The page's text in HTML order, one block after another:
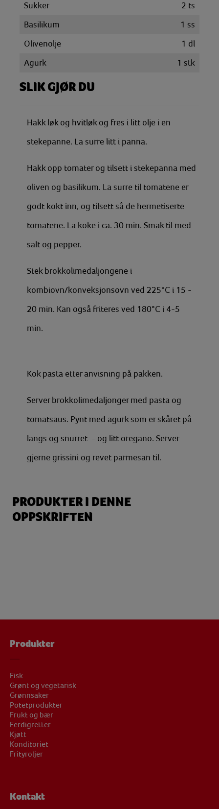
Sukker
2 ts
Basilikum
1 ss
Olivenolje
1 dl
Agurk
1 stk
SLIK GJØR DU
Hakk løk og hvitløk og fres i litt olje i en
stekepanne. La surre litt i panna.
Hakk opp tomater og tilsett i stekepanna med
oliven og basilikum. La surre til tomatene er
godt kokt inn, og tilsett så de hermetiserte
tomatene. La koke i ca. 30 min. Smak til med
salt og pepper.
Stek brokkolimedaljongene i
kombiovn/konveksjonsovn ved 225°C i 15 -
20 min. Kan også friteres ved 180°C i 4-5
min.
Kok pasta etter anvisning på pakken.
Server brokkolimedaljonger med pasta og
tomatsaus. Pynt med agurk som er skåret på
langs og snurret - og litt oregano. Server
gjerne grissini og revet parmesan til.
PRODUKTER I DENNE
OPPSKRIFTEN
Produkter
Fisk
Grønt og vegetarisk
Grønnsaker
Potetprodukter
Frukt og bær
Ferdigretter
Kjøtt
Konditoriet
Frityroljer
Kontakt